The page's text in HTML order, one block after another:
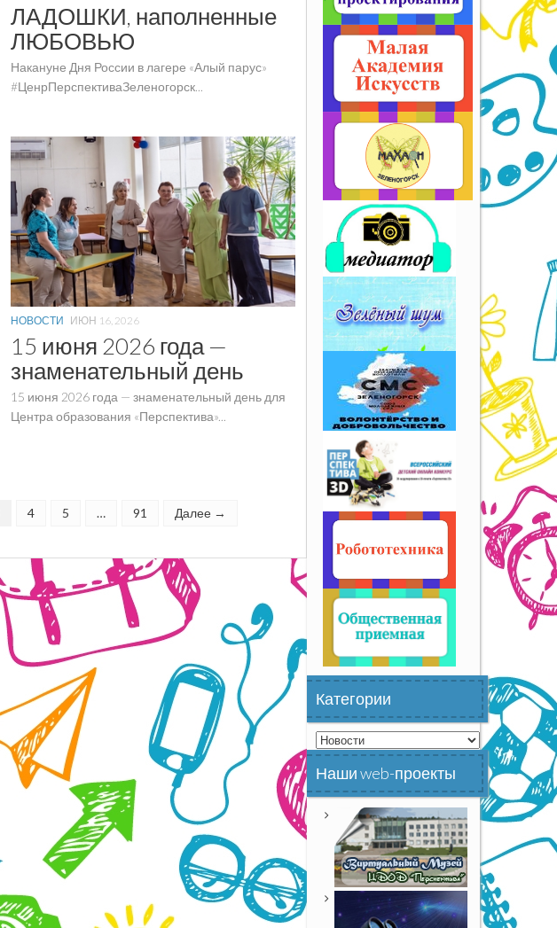
ЛАДОШКИ, наполненные
ЛЮБОВЬЮ
Накануне Дня России в лагере «Алый парус»
#ЦенрПерспективаЗеленогорск...
НОВОСТИ ИЮН 16, 2026
15 июня 2026 года —
знаменательный день
15 июня 2026 года — знаменательный день для
Центра образования «Перспектива»...
4 5 … 91 Далее →
Категории
Категории
Наши web-проекты